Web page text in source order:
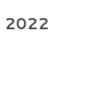
2022